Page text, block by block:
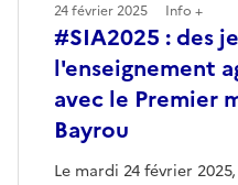
#SIA2025 : des
l'enseignement
avec le Premier
Bayrou
Le mardi 24 février
24 février 2025 Info +